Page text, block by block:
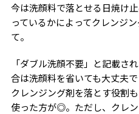
今は洗顔料で落とせる日焼け
っているかによってクレンジ
て。
「ダブル洗顔不要」と記載さ
合は洗顔料を省いても大丈夫
クレンジング剤を落とす役割
使った方が◎。ただし、クレ